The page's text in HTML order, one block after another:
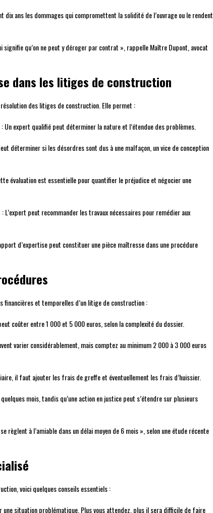
dix ans les dommages qui compromettent la solidité de l’ouvrage ou le rendent
signifie qu’on ne peut y déroger par contrat », rappelle Maître Dupont, avocat
dans les litiges de construction
des litiges de construction. Elle permet :
: Un expert qualifié peut déterminer la nature et l’étendue des problèmes.
déterminer si les désordres sont dus à une malfaçon, un vice de conception
évaluation est essentielle pour quantifier le préjudice et négocier une
: L’expert peut recommander les travaux nécessaires pour remédier aux
d’expertise peut constituer une pièce maîtresse dans une procédure
et temporelles d’un litige de construction :
coûter entre 1 000 et 5 000 euros, selon la complexité du dossier.
varier considérablement, mais comptez au minimum 2 000 à 3 000 euros
il faut ajouter les frais de greffe et éventuellement les frais d’huissier.
mois, tandis qu’une action en justice peut s’étendre sur plusieurs
règlent à l’amiable dans un délai moyen de 6 mois », selon une étude récente
voici quelques conseils essentiels :
une situation problématique. Plus vous attendez, plus il sera difficile de faire